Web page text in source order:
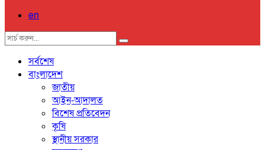
en
সর্বশেষ
বাংলাদেশ
জাতীয়
আইন-আদালত
বিশেষ প্রতিবেদন
কৃষি
স্থানীয় সরকার